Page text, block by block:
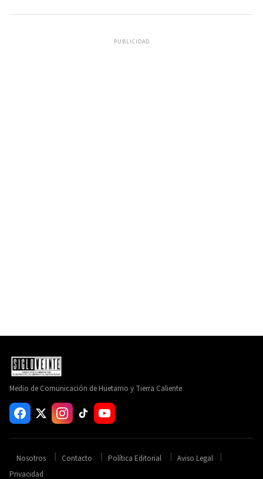
PUBLICIDAD
Medio de Comunicación de Huetamo y Tierra Caliente
Nosotros Contacto Política Editorial
Aviso Legal
Privacidad